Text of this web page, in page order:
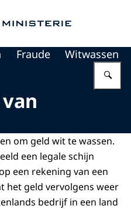
Fraude Witwassen
om geld wit te wassen.
een legale schijn
een rekening van een
het geld vervolgens weer
bedrijf in een land